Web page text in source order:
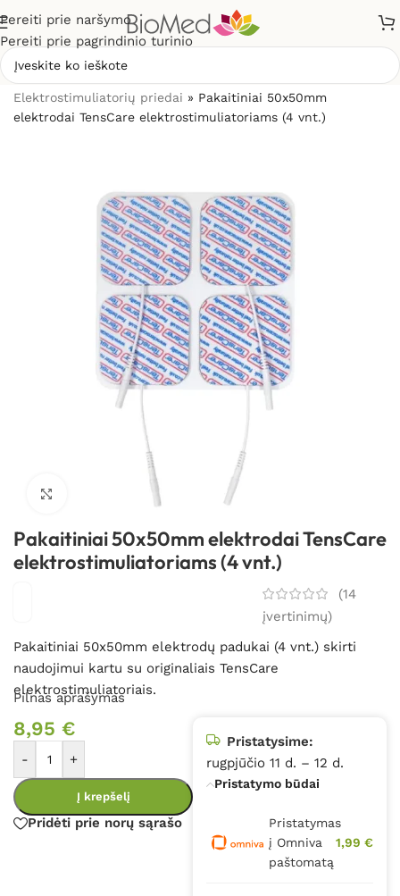
Pereiti prie naršymo
Pereiti prie pagrindinio turinio
Elektrostimuliatorių priedai » Pakaitiniai 50x50mm
elektrodai TensCare elektrostimuliatoriams (4 vnt.)
Spustelėkite, kad padidintumėte
Pakaitiniai 50x50mm elektrodai TensCare
elektrostimuliatoriams (4 vnt.)
(14
įvertinimų)
Pakaitiniai 50x50mm elektrodų padukai (4 vnt.) skirti
naudojimui kartu su originaliais TensCare
elektrostimuliatoriais.
Pilnas aprašymas
8,95 €
- +
Į krepšelį
Pridėti prie norų sąrašo
Pristatysime:
rugpjūčio 11 d. – 12 d.
Pristatymo būdai
Pristatymas
į Omniva
paštomatą
1,99 €